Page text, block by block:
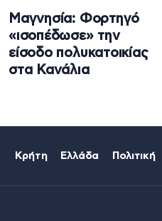
Μαγνησία: Φορτηγό
«ισοπέδωσε» την
είσοδο πολυκατοικίας
στα Κανάλια
Κρήτη Ελλάδα Πολιτική